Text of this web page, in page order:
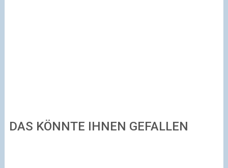
DAS KÖNNTE IHNEN GEFALLEN